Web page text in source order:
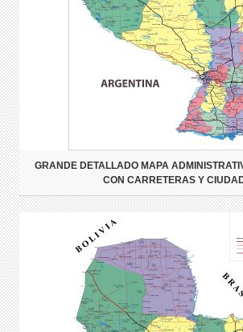
GRANDE DETALLADO MAPA
CON CARRETERAS Y